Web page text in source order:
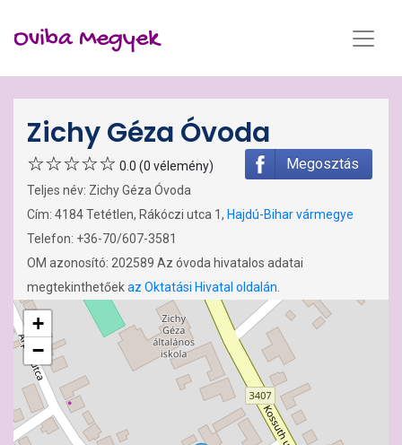
Oviba Megyek
Zichy Géza Óvoda
Megosztás
0.0 (0 vélemény)
Teljes név: Zichy Géza Óvoda
Cím: 4184 Tetétlen, Rákóczi utca 1, Hajdú-Bihar vármegye
Telefon: +36-70/607-3581
OM azonosító: 202589 Az óvoda hivatalos adatai
megtekinthetőekaz Oktatási Hivatal oldalán
+
−